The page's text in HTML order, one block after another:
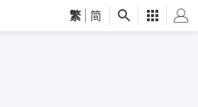
繁 简